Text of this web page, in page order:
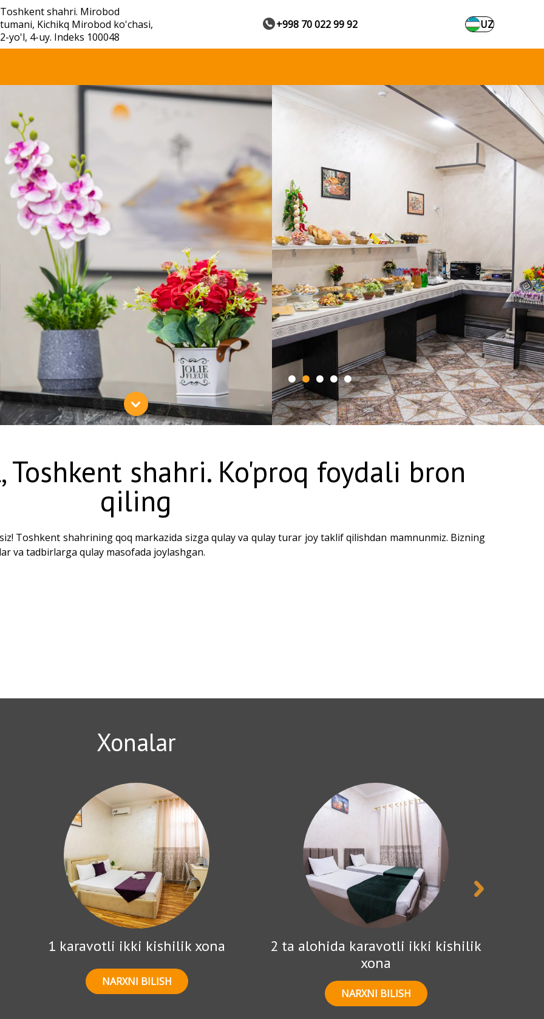
Toshkent shahri. Mirobod
tumani, Kichikq Mirobod ko'chasi,
2-yo'l, 4-uy. Indeks 100048
+998 70 022 99 92 UZ
shahri. Ko'proq foydali bron
qiling
Toshkent shahrining qoq markazida sizga qulay va qulay turar joy taklif qilishdan mamnunmiz. Bizning
va tadbirlarga qulay masofada joylashgan.
majmuasi) 4-5 km
Xonalar
1 karavotli ikki kishilik xona
NARXNI BILISH
2 ta alohida karavotli ikki kishilik
xona
NARXNI BILISH